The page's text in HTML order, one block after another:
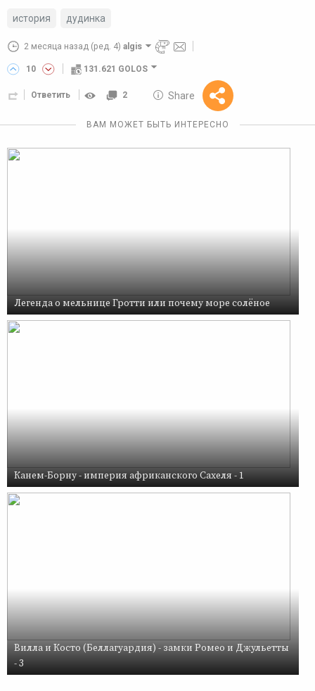
история дудинка
2 месяца назад (ред. 4) algis
10 131.621 GOLOS
Ответить 2 Share
Reward
10 GOLOS
ВАМ МОЖЕТ БЫТЬ ИНТЕРЕСНО
Легенда о мельнице Гротти или почему море солёное
Канем-Борну - империя африканского Сахеля - 1
Вилла и Косто (Беллагуардия) - замки Ромео и Джульетты
- 3